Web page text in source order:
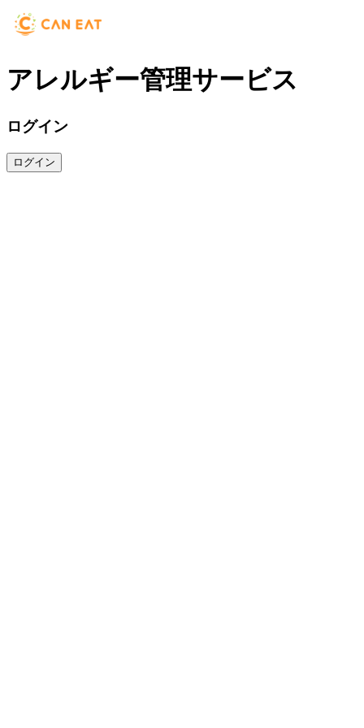
アレルギー管理サービス
ログイン
ログイン